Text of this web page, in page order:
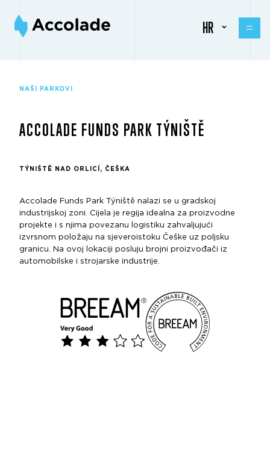
HR
NAŠI PARKOVI
ACCOLADE FUNDS PARK TÝNIŠTĚ
TÝNIŠTĚ NAD ORLICÍ, ČEŠKA
Accolade Funds Park Týniště nalazi se u gradskoj
industrijskoj zoni. Cijela je regija idealna za proizvodne
projekte i s njima povezanu logistiku zahvaljujući
izvrsnom položaju na sjeveroistoku Češke uz poljsku
granicu. Na ovoj lokaciji posluju brojni proizvođači iz
automobilske i strojarske industrije.